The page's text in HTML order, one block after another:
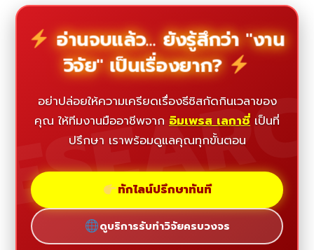
อ่านจบแล้ว... ยังรู้สึกว่า "งาน
วิจัย" เป็นเรื่องยาก?
อย่าปล่อยให้ความเครียดเรื่องธีซิสกัดกินเวลาของ
คุณ ให้ทีมงานมืออาชีพจาก อิมเพรส เลกาซี่ เป็นที่
ปรึกษา เราพร้อมดูแลคุณทุกขั้นตอน
ทักไลน์ปรึกษาทันที
ดูบริการรับทำวิจัยครบวงจร